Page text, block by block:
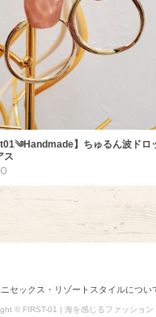
】ちゅるん波ドロ
ス
セックス・リゾートスタイルについ
© FIRST-01 | 海を感じるファッショ